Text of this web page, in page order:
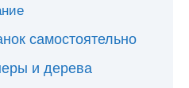
самостоятельно
и дерева